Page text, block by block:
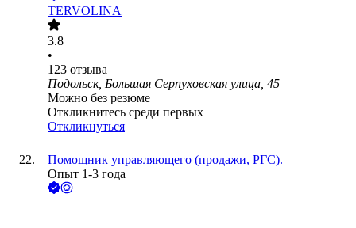
TERVOLINA
3.8
•
123 отзыва
Подольск, Большая Серпуховская улица, 45
Можно без резюме
Откликнитесь среди первых
Откликнуться
Помощник управляющего (продажи, РГС).
Опыт 1-3 года